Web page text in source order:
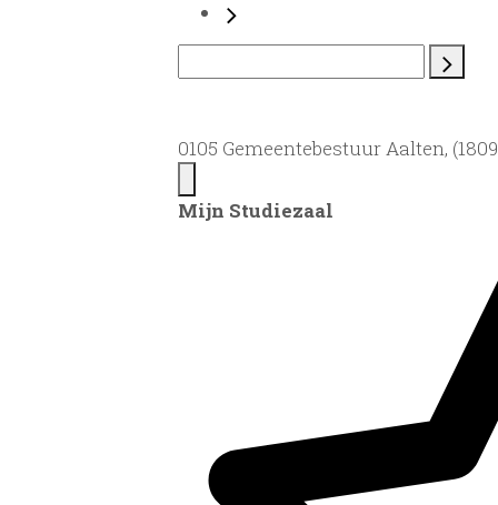
0105 Gemeentebestuur Aalten,
Mijn Studiezaal